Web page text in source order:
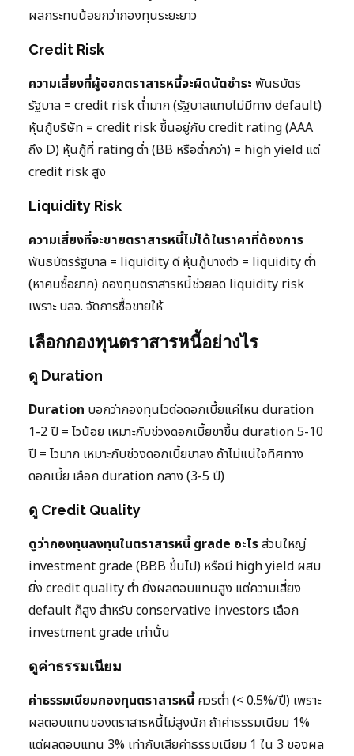
ผลกระทบน้อยกว่ากองทุนระยะยาว
Credit Risk
ความเสี่ยงที่ผู้ออกตราสารหนี้จะผิดนัดชำระ พันธบัตร
รัฐบาล = credit risk ต่ำมาก (รัฐบาลแทบไม่มีทาง default)
หุ้นกู้บริษัท = credit risk ขึ้นอยู่กับ credit rating (AAA
ถึง D) หุ้นกู้ที่ rating ต่ำ (BB หรือต่ำกว่า) = high yield แต่
credit risk สูง
Liquidity Risk
ความเสี่ยงที่จะขายตราสารหนี้ไม่ได้ในราคาที่ต้องการ
พันธบัตรรัฐบาล = liquidity ดี หุ้นกู้บางตัว = liquidity ต่ำ
(หาคนซื้อยาก) กองทุนตราสารหนี้ช่วยลด liquidity risk
เพราะ บลจ. จัดการซื้อขายให้
เลือกกองทุนตราสารหนี้อย่างไร
ดู Duration
Duration บอกว่ากองทุนไวต่อดอกเบี้ยแค่ไหน duration
1-2 ปี = ไวน้อย เหมาะกับช่วงดอกเบี้ยขาขึ้น duration 5-10
ปี = ไวมาก เหมาะกับช่วงดอกเบี้ยขาลง ถ้าไม่แน่ใจทิศทาง
ดอกเบี้ย เลือก duration กลาง (3-5 ปี)
ดู Credit Quality
ดูว่ากองทุนลงทุนในตราสารหนี้ grade อะไรส่วนใหญ่
investment grade (BBB ขึ้นไป) หรือมี high yield ผสม
ยิ่ง credit quality ต่ำ ยิ่งผลตอบแทนสูง แต่ความเสี่ยง
default ก็สูง สำหรับ conservative investors เลือก
investment grade เท่านั้น
ดูค่าธรรมเนียม
ค่าธรรมเนียมกองทุนตราสารหนี้ควรต่ำ (< 0.5%/ปี) เพราะ
ผลตอบแทนของตราสารหนี้ไม่สูงนัก ถ้าค่าธรรมเนียม 1%
แต่ผลตอบแทน 3% เท่ากับเสียค่าธรรมเนียม 1 ใน 3 ของผล